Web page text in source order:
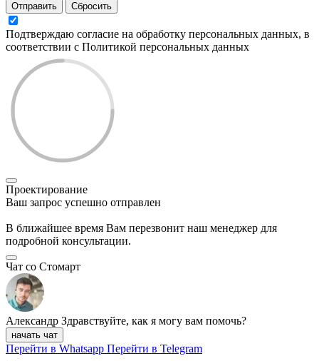
Отправить Сбросить
Подтверждаю согласие на обработку персональных данных, в
соответствии с Политикой персональных данных
Проектирование
Ваш запрос успешно отправлен
В ближайшее время Вам перезвонит наш менеджер для
подробной консультации.
Чат со Стомарт
Александр Здравствуйте, как я могу вам помочь?
начать чат
Перейти в Whatsapp Перейти в Telegram